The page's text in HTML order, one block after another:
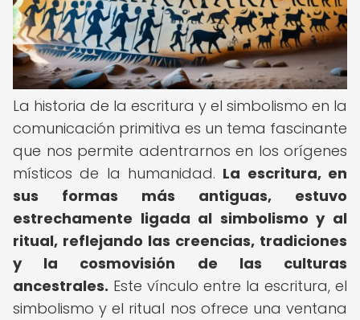
La historia de la escritura y el simbolismo en la
comunicación primitiva es un tema fascinante
que nos permite adentrarnos en los orígenes
místicos de la humanidad. La escritura, en
sus formas más antiguas, estuvo
estrechamente ligada al simbolismo y al
ritual, reflejando las creencias, tradiciones
y la cosmovisión de las culturas
ancestrales. Este vínculo entre la escritura, el
simbolismo y el ritual nos ofrece una ventana